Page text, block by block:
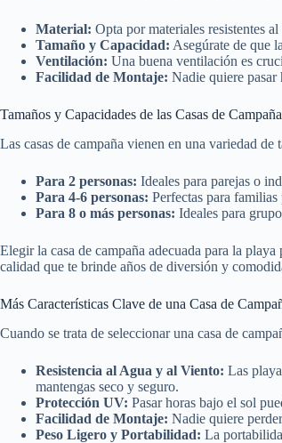
Material: Opta por materiales resistentes
Tamaño y Capacidad: Asegúrate de que
Ventilación: Una buena ventilación es
Facilidad de Montaje: Nadie quiere pasar
Tamaños y Capacidades de las Casas de Campaña
Las casas de campaña vienen en una variedad
Para 2 personas: Ideales para parejas o
Para 4-6 personas: Perfectas para
Para 8 o más personas: Ideales para
Elegir la casa de campaña adecuada para la
calidad que te brinde años de diversión y
Más Características Clave de una Casa de
Cuando se trata de seleccionar una casa de
Resistencia al Agua y al Viento: Las
mantengas seco y seguro.
Protección UV: Pasar horas bajo el sol
Facilidad de Montaje: Nadie quiere
Peso Ligero y Portabilidad: La